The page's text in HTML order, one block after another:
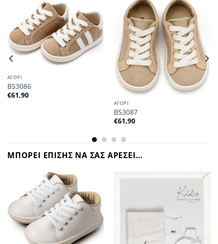
ΑΓΟΡΙ
BS3086
€61,90
ΑΓΟΡΙ
BS3087
€61,90
ΜΠΟΡΕΙ ΕΠΙΣΗΣ ΝΑ ΣΑΣ ΑΡΕΣΕΙ…